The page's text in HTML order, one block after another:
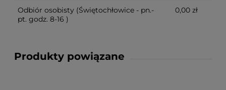
Odbiór osobisty (Świętochłowice - pn.-
pt. godz. 8-16 )
0,00 zł
Produkty powiązane